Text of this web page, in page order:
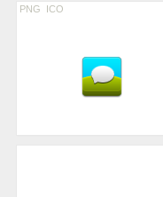
PNG ICO